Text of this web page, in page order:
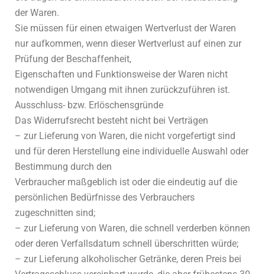
der Waren.
Sie müssen für einen etwaigen Wertverlust der Waren
nur aufkommen, wenn dieser Wertverlust auf einen zur
Prüfung der Beschaffenheit,
Eigenschaften und Funktionsweise der Waren nicht
notwendigen Umgang mit ihnen zurückzuführen ist.
Ausschluss- bzw. Erlöschensgründe
Das Widerrufsrecht besteht nicht bei Verträgen
– zur Lieferung von Waren, die nicht vorgefertigt sind
und für deren Herstellung eine individuelle Auswahl oder
Bestimmung durch den
Verbraucher maßgeblich ist oder die eindeutig auf die
persönlichen Bedürfnisse des Verbrauchers
zugeschnitten sind;
– zur Lieferung von Waren, die schnell verderben können
oder deren Verfallsdatum schnell überschritten würde;
– zur Lieferung alkoholischer Getränke, deren Preis bei